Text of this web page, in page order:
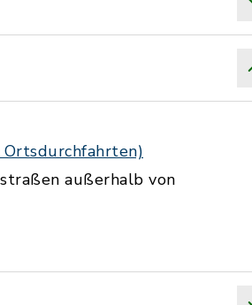
außerhalb von